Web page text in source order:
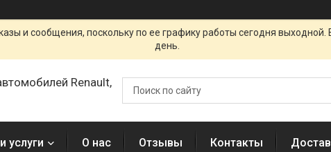
и сообщения, поскольку по ее графику работы сегодня
день.
Renault,
услуги О нас Отзывы Контакты